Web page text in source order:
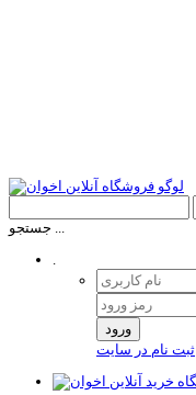
جستجو ...
.
ورود
ثبت نام در سایت